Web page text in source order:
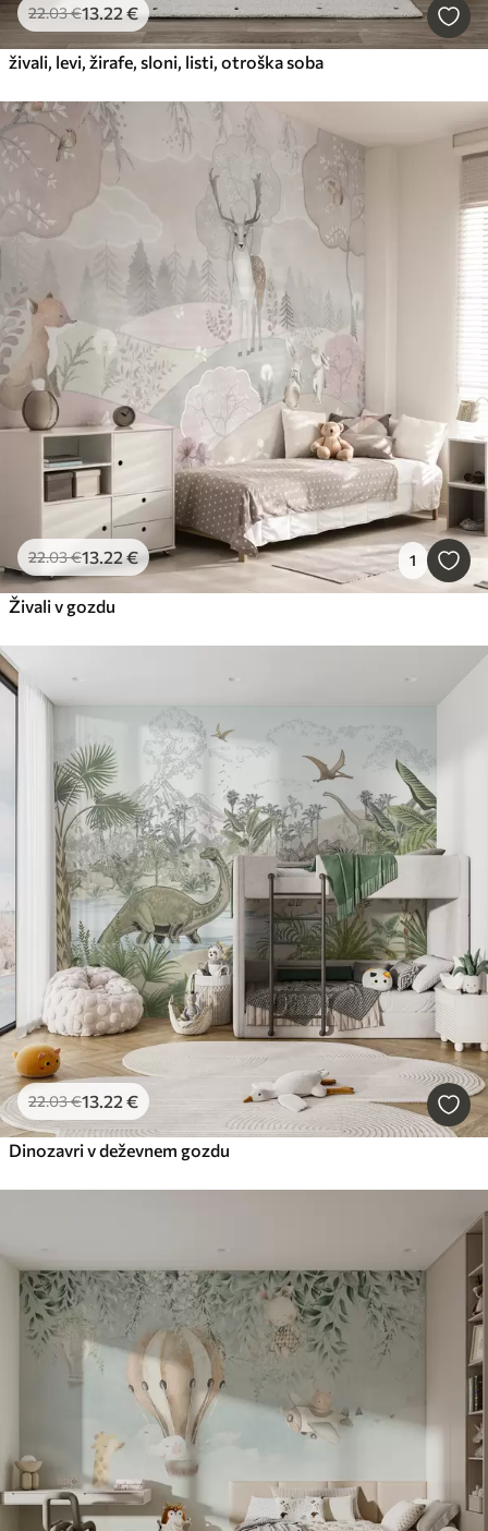
22.03€13.22 €
živali, levi, žirafe, sloni, listi, otroška soba
22.03€13 .22€ 1
Živali v gozdu
22.03€13 .22 €
Dinozavri v deževnem gozdu